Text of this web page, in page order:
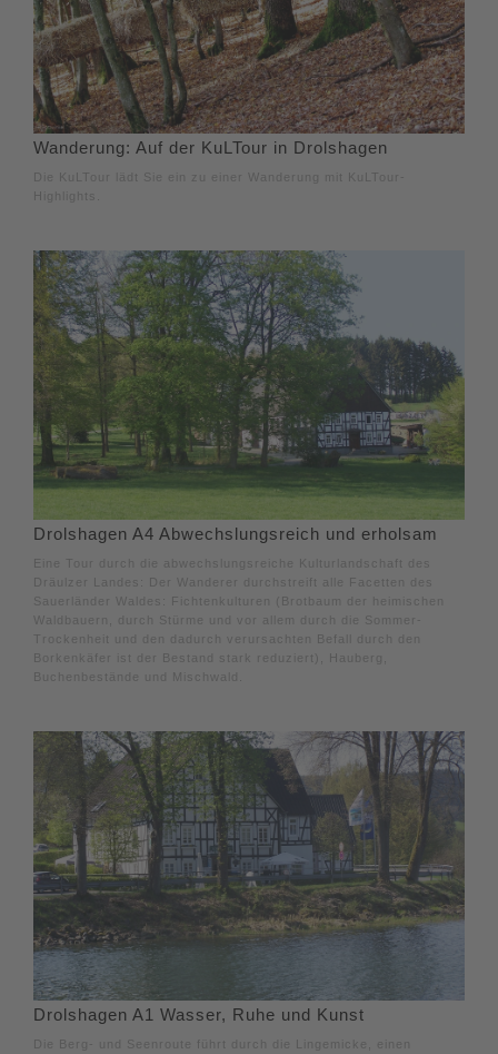
Wanderung: Auf der KuLTour in Drolshagen
Die KuLTour lädt Sie ein zu einer Wanderung mit KuLTour-
Highlights.
Drolshagen A4 Abwechslungsreich und erholsam
Eine Tour durch die abwechslungsreiche Kulturlandschaft des
Dräulzer Landes: Der Wanderer durchstreift alle Facetten des
Sauerländer Waldes: Fichtenkulturen (Brotbaum der heimischen
Waldbauern, durch Stürme und vor allem durch die Sommer-
Trockenheit und den dadurch verursachten Befall durch den
Borkenkäfer ist der Bestand stark reduziert), Hauberg,
Buchenbestände und Mischwald.
Drolshagen A1 Wasser, Ruhe und Kunst
Die Berg- und Seenroute führt durch die Lingemicke, einen